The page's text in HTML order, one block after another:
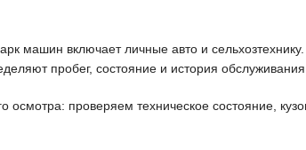
машин включает личные авто и
пробег, состояние и история
проверяем техническое состояние,